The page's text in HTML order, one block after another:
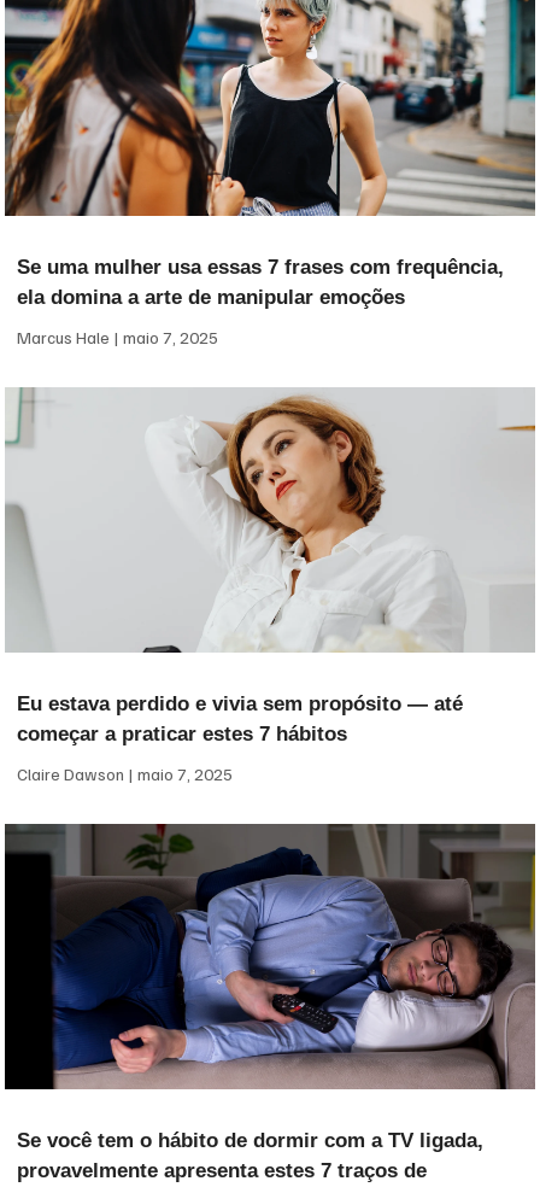
Se uma mulher usa essas 7 frases com frequência,
ela domina a arte de manipular emoções
Marcus Hale maio 7, 2025
Eu estava perdido e vivia sem propósito — até
começar a praticar estes 7 hábitos
Claire Dawson maio 7, 2025
Se você tem o hábito de dormir com a TV ligada,
provavelmente apresenta estes 7 traços de